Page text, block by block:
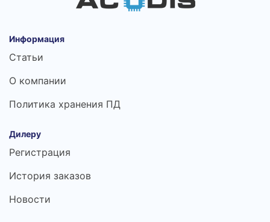
Информация
Статьи
О компании
Политика хранения ПД
Дилеру
Регистрация
История заказов
Новости